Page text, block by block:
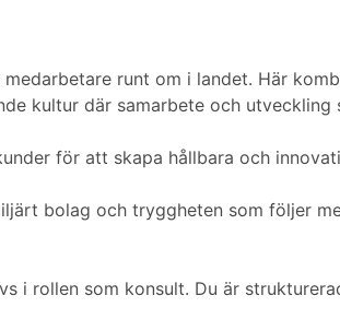
runt om i landet. Här
kultur där samarbete och utveckling
för att skapa hållbara och
bolag och tryggheten som följer
i rollen som konsult. Du är